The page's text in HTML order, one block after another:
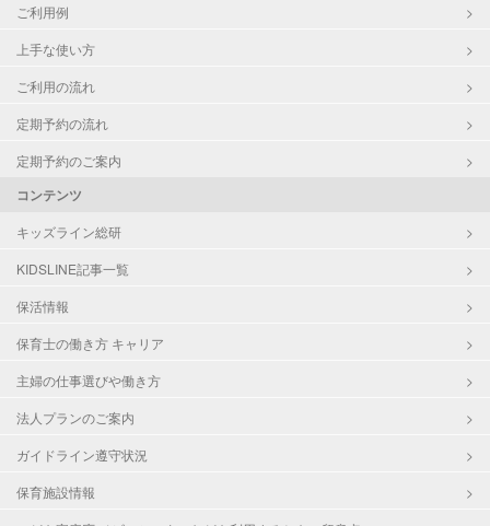
ご利用例
上手な使い方
ご利用の流れ
定期予約の流れ
定期予約のご案内
コンテンツ
キッズライン総研
KIDSLINE記事一覧
保活情報
保育士の働き方 キャリア
主婦の仕事選びや働き方
法人プランのご案内
ガイドライン遵守状況
保育施設情報